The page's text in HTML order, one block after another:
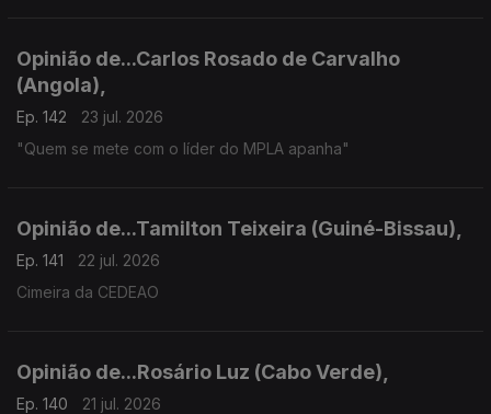
Opinião de...Carlos Rosado de Carvalho
(Angola),
Ep. 142
23 jul. 2026
"Quem se mete com o líder do MPLA apanha"
Opinião de...Tamilton Teixeira (Guiné-Bissau),
Ep. 141
22 jul. 2026
Cimeira da CEDEAO
Opinião de...Rosário Luz (Cabo Verde),
Ep. 140
21 jul. 2026